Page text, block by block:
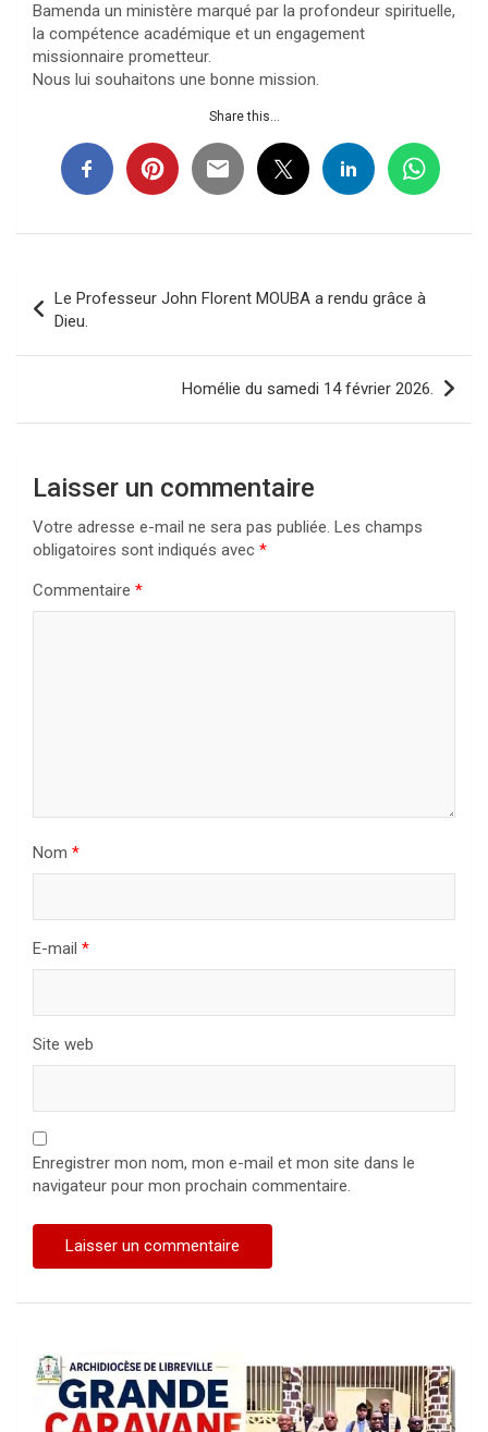
Bamenda un ministère marqué par la profondeur spirituelle,
la compétence académique et un engagement
missionnaire prometteur.
Nous lui souhaitons une bonne mission.
Share this...
de
l’article
Le Professeur John Florent MOUBA a rendu grâce à
Dieu.
Homélie du samedi 14 février 2026.
Laisser un commentaire
Votre adresse e-mail ne sera pas publiée. Les champs
obligatoires sont indiqués avec *
Commentaire *
Nom *
E-mail *
Site web
Enregistrer mon nom, mon e-mail et mon site dans le
navigateur pour mon prochain commentaire.